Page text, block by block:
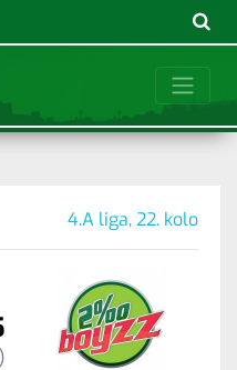
4.A liga, 22. kolo